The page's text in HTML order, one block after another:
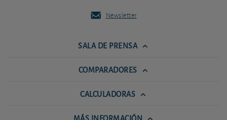
Newsletter
SALA DE PRENSA
COMPARADORES
CALCULADORAS
MÁS INFORMACIÓN